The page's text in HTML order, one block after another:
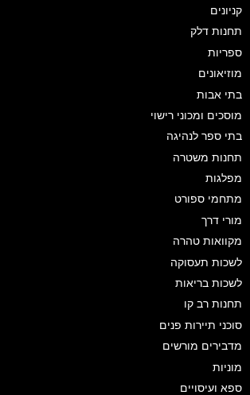
קניונים
תחנות דלק
ספריות
מוזיאונים
בתי אבות
מוסכים ומכוני רישוי
בתי ספר לנהיגה
תחנות משטרה
מפלגות
מתחמי ספורט
מורי דרך
מקוואות טהרה
לשכות תעסוקה
לשכות בריאות
תחנות רב קו
סוכני תיירות פנים
מדבירים מורשים
מוניות
ספא ועיסויים